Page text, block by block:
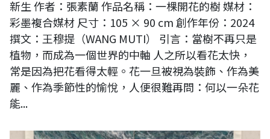
新生 作者：張素蘭 作品名稱：一棵開花的樹 媒材：
彩墨複合媒材 尺寸：105 × 90 cm 創作年份：2024
撰文：王穆提（WANG MUTI） 引言：當樹不再只是
植物，而成為一個世界的中軸 人之所以看花太快，
常是因為把花看得太輕。花一旦被視為裝飾、作為美
麗、作為季節性的愉悅，人便很難再問：何以一朵花
能...